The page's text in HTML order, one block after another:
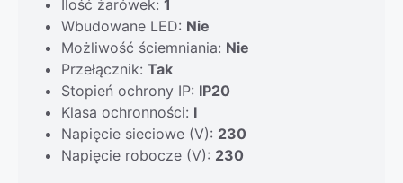
Ilość żarówek: 1
Wbudowane LED: Nie
Możliwość ściemniania: Nie
Przełącznik: Tak
Stopień ochrony IP: IP20
Klasa ochronności: I
Napięcie sieciowe (V): 230
Napięcie robocze (V): 230